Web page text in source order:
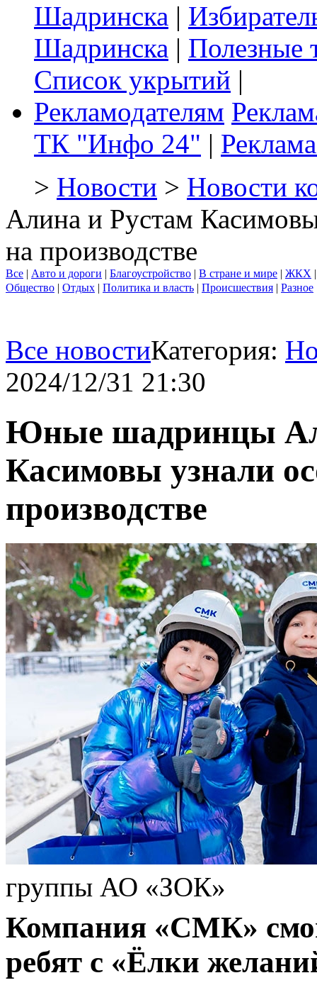
Шадринска |
Шадринска | Полезные
Список укрытий |
Рекламодателям
ТК "Инфо 24" |
> Новости > Новости
Алина и Рустам
на производстве
Все | Авто и дороги | Благоустройство | В стране и мире | ЖКХ
Общество | Отдых | Политика и власть | Происшествия | Разное
Все новостиКатегория:
2024/12/31 21:30
Юные шадринцы
Касимовы узнали
производстве
группы АО «ЗОК»
Компания «СМК»
ребят с «Ёлки